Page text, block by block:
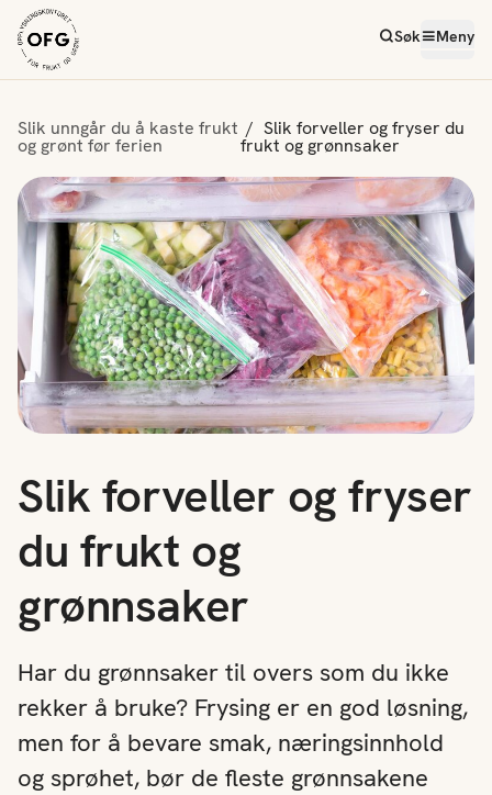
Søk Meny
Slik unngår du å kaste frukt
og grønt før ferien
Slik forveller og fryser du
frukt og grønnsaker
Slik forveller og fryser
du frukt og
grønnsaker
Har du grønnsaker til overs som du ikke
rekker å bruke? Frysing er en god løsning,
men for å bevare smak, næringsinnhold
og sprøhet, bør de fleste grønnsakene